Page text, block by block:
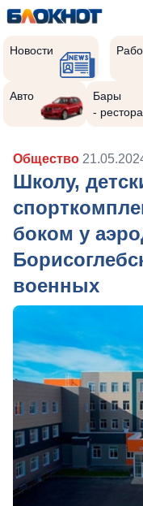
Новости
Авто
Бары
-
Общество
Школу,
боком у
военных